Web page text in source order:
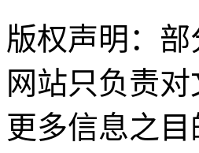
版权声明：
网站只负责
更多信息之